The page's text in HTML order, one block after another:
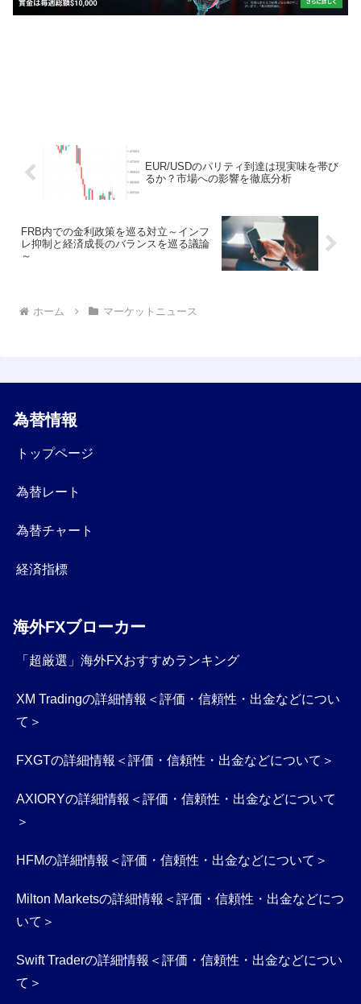
EUR/USDのパリティ到達は現実味を帯び
るか？市場への影響を徹底分析
FRB内での金利政策を巡る対立～インフ
レ抑制と経済成長のバランスを巡る議論
～
ホーム マーケットニュース
為替情報
トップページ
為替レート
為替チャート
経済指標
海外FXブローカー
「超厳選」海外FXおすすめランキング
XM Tradingの詳細情報＜評価・信頼性・出金などについ
て＞
FXGTの詳細情報＜評価・信頼性・出金などについて＞
AXIORYの詳細情報＜評価・信頼性・出金などについて
＞
HFMの詳細情報＜評価・信頼性・出金などについて＞
Milton Marketsの詳細情報＜評価・信頼性・出金などにつ
いて＞
Swift Traderの詳細情報＜評価・信頼性・出金などについ
て＞